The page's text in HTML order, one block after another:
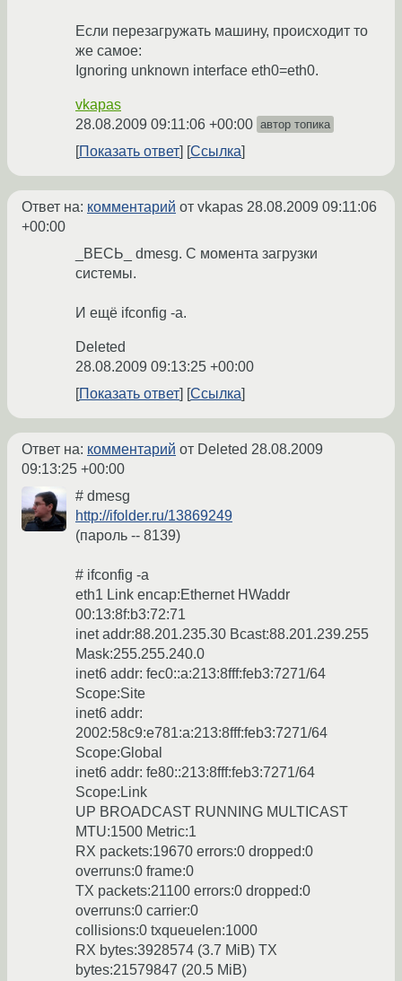
Если перезагружать машину, происходит то
же самое:
Ignoring unknown interface eth0=eth0.
vkapas
28.08.2009 09:11:06 +00:00 автор топика
Показать ответ Ссылка
Ответ на: комментарий от vkapas 28.08.2009 09:11:06
+00:00
_ВЕСЬ_ dmesg. С момента загрузки
системы.
И ещё ifconfig -a.
Deleted
28.08.2009 09:13:25 +00:00
Показать ответ
Ссылка
Ответ на: комментарий от Deleted 28.08.2009
09:13:25 +00:00
# dmesg
http://ifolder.ru/13869249
(пароль -- 8139)
# ifconfig -a
eth1 Link encap:Ethernet HWaddr
00:13:8f:b3:72:71
inet addr:88.201.235.30 Bcast:88.201.239.255
Mask:255.255.240.0
inet6 addr: fec0::a:213:8fff:feb3:7271/64
Scope:Site
inet6 addr:
2002:58c9:e781:a:213:8fff:feb3:7271/64
Scope:Global
inet6 addr: fe80::213:8fff:feb3:7271/64
Scope:Link
UP BROADCAST RUNNING MULTICAST
MTU:1500 Metric:1
RX packets:19670 errors:0 dropped:0
overruns:0 frame:0
TX packets:21100 errors:0 dropped:0
overruns:0 carrier:0
collisions:0 txqueuelen:1000
RX bytes:3928574 (3.7 MiB) TX
bytes:21579847 (20.5 MiB)